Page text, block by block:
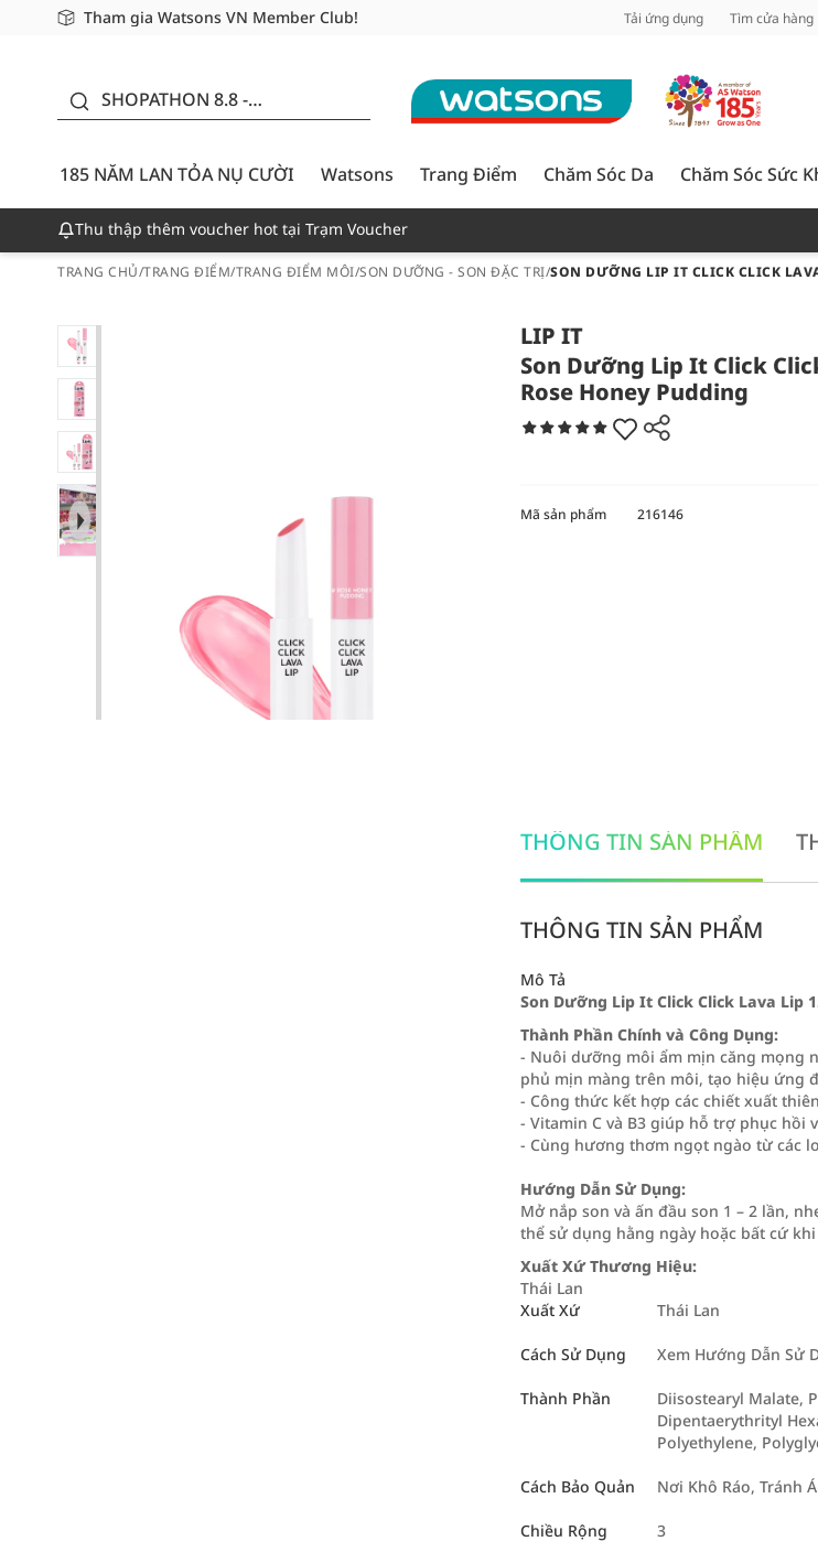
Tham gia Watsons VN Member Club!
Miễn phí giao hàng cho đơn hàng từ 249,000Đ
Giao hàng nhanh 24h - Áp dụng khu vực TP. Hồ Chí Minh Tải ứng dụng Tìm cửa hàng
SHOPATHON 8.8 -
CƯỜI - GIẢM ĐẾN
50%
185 NĂM LAN TỎA NỤ CƯỜI
Watsons Trang Điểm Chăm Sóc Da Chăm Sóc Sức
Thu thập thêm voucher hot tại Trạm Voucher
TRANG CHỦ/TRANG ĐIỂM/TRANG ĐIỂM MÔI/SON DƯỠNG - SON ĐẶC TRỊ/SON DƯỠNG LIP IT CLICK CLICK
LIP IT
Son Dưỡng Lip It Click
Rose Honey Pudding
Mã sản phẩm 216146
THÔNG TIN SẢN PHẨM
THÔNG TIN SẢN PHẨM
Mô Tả
Son Dưỡng Lip It Click Click Lava Lip
Thành Phần Chính và Công Dụng:
- Nuôi dưỡng môi ẩm mịn căng mọng
phủ mịn màng trên môi, tạo hiệu ứng
- Công thức kết hợp các chiết xuất
- Vitamin C và B3 giúp hỗ trợ phục hồi
- Cùng hương thơm ngọt ngào từ các
Hướng Dẫn Sử Dụng:
Mở nắp son và ấn đầu son 1 – 2 lần,
thể sử dụng hằng ngày hoặc bất cứ
Xuất Xứ Thương Hiệu:
Thái Lan
Xuất Xứ
Thái Lan
Cách Sử Dụng Xem Hướng Dẫn Sử
Thành Phần
Diisostearyl Malate,
Dipentaerythrityl
Polyethylene,
Cách Bảo Quản Nơi Khô Ráo, Tránh
Chiều Rộng 3